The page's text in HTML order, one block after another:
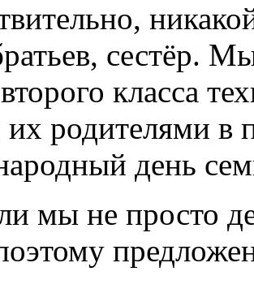
сестёр.
класса
родителями в
день
мы не просто